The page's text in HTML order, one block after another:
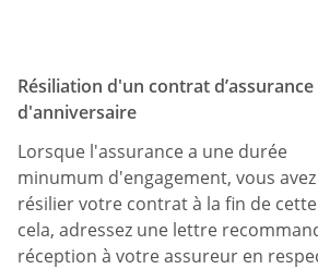
Résiliation d'un contrat
d'anniversaire
Lorsque l'assurance a une durée
minumum d'engagement, vous
résilier votre contrat à la fin de
cela, adressez une lettre
réception à votre assureur en